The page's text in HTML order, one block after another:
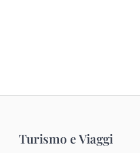
Turismo e Viaggi